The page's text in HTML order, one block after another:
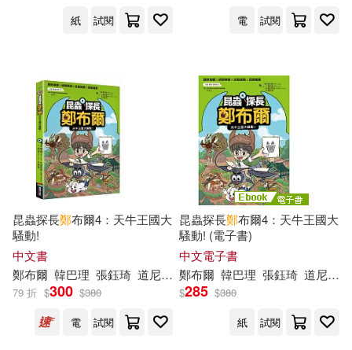
草花里樹(13) 葉日宏(13)
鄭毓煌(13) 鄭炳林(13)
鄭荔（主編）(13) 鄭華清(13)
野澤ゆき子(13) 高屋奈月(13)
TO ROOM(12)
スカーレット・ベリ子(12)
中國林業出版社(41) 心理(41)
方志出版社(41)
江西美術出版社(41) 滾石(41)
光明日報出版社(40)
吉林文史出版社(40)
天津人民出版社(40)
廣東人民出版社(40)
紙
試閱
電
試閱
昆蟲探長鄭布爾4：天牛王國大
騷動!
中文書
鄭布爾 韓巴理 張鈺琦 道尼家族
79 折 $300 $380
電
試閱
昆蟲探長鄭布爾4：天牛王國大
騷動! (電子書)
中文電子書
鄭布爾 韓巴理 張鈺琦 道尼家族
$285 $380
紙
試閱